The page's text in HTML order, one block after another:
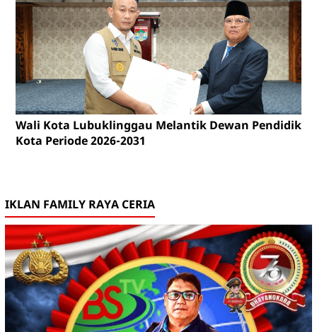
Wali Kota Lubuklinggau Melantik Dewan Pendidikan
Kota Periode 2026-2031
IKLAN FAMILY RAYA CERIA